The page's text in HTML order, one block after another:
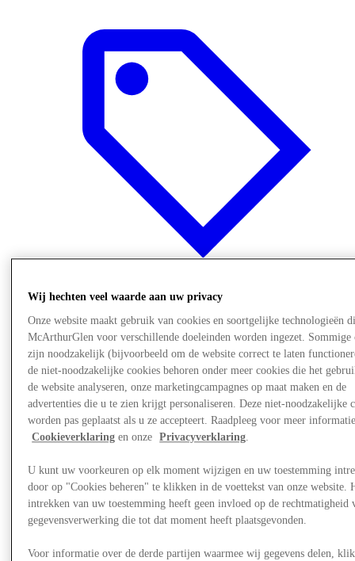
Aanbiedingen
Wij hechten veel waarde aan uw privacy
Onze website maakt gebruik van cookies en soortgelijke technologieën
McArthurGlen voor verschillende doeleinden worden ingezet. Sommige
zijn noodzakelijk (bijvoorbeeld om de website correct te laten
de niet-noodzakelijke cookies behoren onder meer cookies die het
de website analyseren, onze marketingcampagnes op maat maken en de
advertenties die u te zien krijgt personaliseren. Deze niet-noodzakelijke
worden pas geplaatst als u ze accepteert. Raadpleeg voor meer
Cookieverklaring en onze Privacyverklaring.
U kunt uw voorkeuren op elk moment wijzigen en uw toestemming
door op "Cookies beheren" te klikken in de voettekst van onze website.
intrekken van uw toestemming heeft geen invloed op de rechtmatigheid
gegevensverwerking die tot dat moment heeft plaatsgevonden.
Voor informatie over de derde partijen waarmee wij gegevens delen,